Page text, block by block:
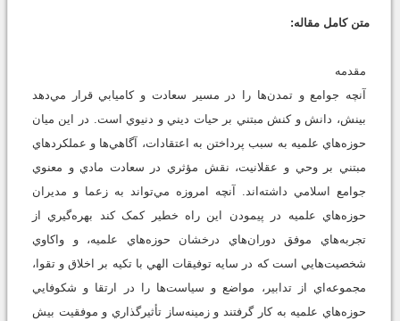
متن کامل مقاله:
مقدمه
آنچه جوامع و تمدن‌ها را در مسير سعادت و کاميابي قرار مي‌دهد
بينش، دانش و کنش مبتني بر حيات ديني و دنيوي است. در اين ميان
حوزه‌هاي علميه به سبب پرداختن به اعتقادات، آگاهي‌ها و عملکردهاي
مبتني بر وحي و عقلانيت، نقش مؤثري در سعادت مادي و معنوي
جوامع اسلامي داشته‌اند. آنچه امروزه مي‌تواند به زعما و مديران
حوزه‌هاي علميه در پيمودن اين راه خطير کمک کند بهره‌گيري از
تجربه‌هاي موفق دوران‌هاي درخشان حوزه‌هاي علميه، و واکاوي
شخصيت‌هايي است که در سايه توفيقات الهي با تکيه بر اخلاق و تقوا،
مجموعه‌اي از تدابير، مواضع و سياست‌ها را در ارتقا و شکوفايي
حوزه‌هاي علميه به کار گرفتند و زمينه‌ساز تأثيرگذاري و موفقيت بيش